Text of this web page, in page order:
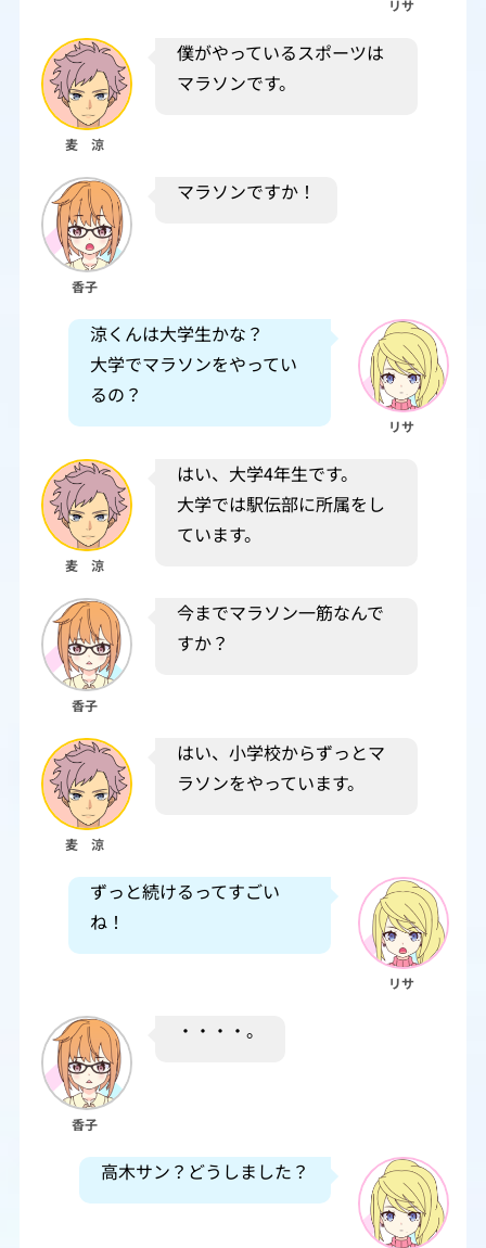
麦 涼
僕がやっているスポーツは
マラソンです。
香子
マラソンですか！
涼くんは大学生かな？
大学でマラソンをやってい
るの？
リサ
麦 涼
はい、大学4年生です。
大学では駅伝部に所属をし
ています。
香子
今までマラソン一筋なんで
すか？
麦 涼
はい、小学校からずっとマ
ラソンをやっています。
ずっと続けるってすごい
ね！
リサ
香子
・・・・。
高木サン？どうしました？